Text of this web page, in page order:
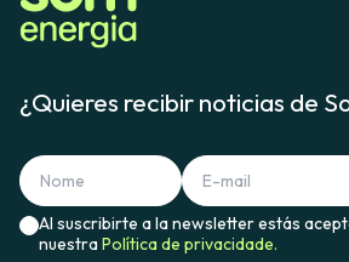
¿Quieres recibir noticias de
Al suscribirte a la newsletter estás
nuestraPolítica de privacidade.